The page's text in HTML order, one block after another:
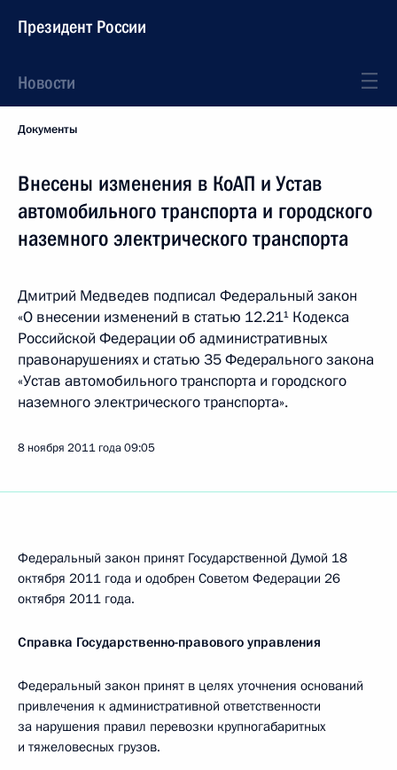
Президент России
Новости
Документы
Внесены изменения в КоАП и Устав
автомобильного транспорта и городского
наземного электрического транспорта
Дмитрий Медведев подписал Федеральный закон
«О внесении изменений в статью 12.21¹ Кодекса
Российской Федерации об административных
правонарушениях и статью 35 Федерального закона
«Устав автомобильного транспорта и городского
наземного электрического транспорта».
8 ноября 2011 года09:05
Федеральный закон принят Государственной Думой 18
октября 2011 года и одобрен Советом Федерации 26
октября 2011 года.
Справка Государственно-правового управления
Федеральный закон принят в целях уточнения оснований
привлечения к административной ответственности
за нарушения правил перевозки крупногабаритных
и тяжеловесных грузов.